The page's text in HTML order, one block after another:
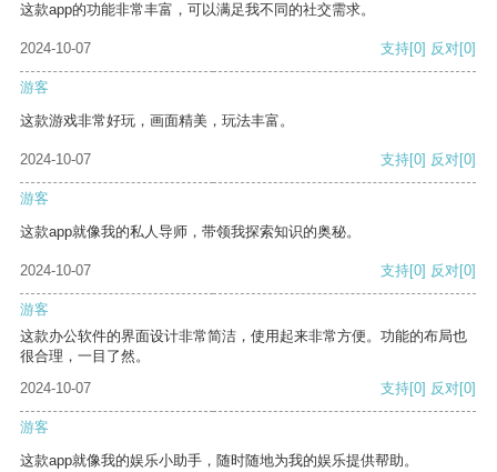
这款app的功能非常丰富，可以满足我不同的社交需求。
2024-10-07 支持[0] 反对[0]
游客
这款游戏非常好玩，画面精美，玩法丰富。
2024-10-07 支持[0] 反对[0]
游客
这款app就像我的私人导师，带领我探索知识的奥秘。
2024-10-07 支持[0] 反对[0]
游客
这款办公软件的界面设计非常简洁，使用起来非常方便。功能的布局也
很合理，一目了然。
2024-10-07
支持[0] 反对[0]
游客
这款app就像我的娱乐小助手，随时随地为我的娱乐提供帮助。